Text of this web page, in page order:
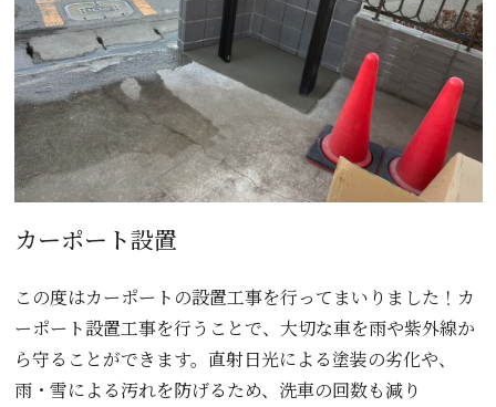
カーポート設置
この度はカーポートの設置工事を行ってまいりました！カ
ーポート設置工事を行うことで、大切な車を雨や紫外線か
ら守ることができます。直射日光による塗装の劣化や、
雨・雪による汚れを防げるため、洗車の回数も減り